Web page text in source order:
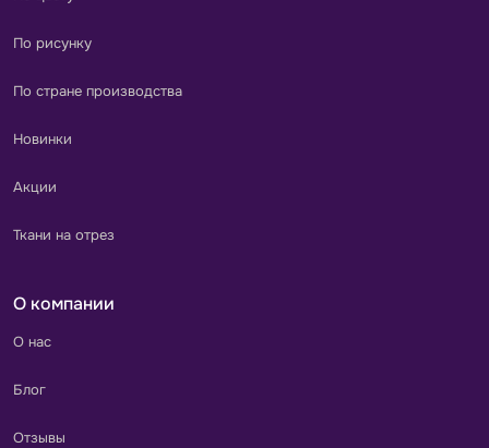
По рисунку
По стране производства
Новинки
Акции
Ткани на отрез
О компании
О нас
Блог
Отзывы